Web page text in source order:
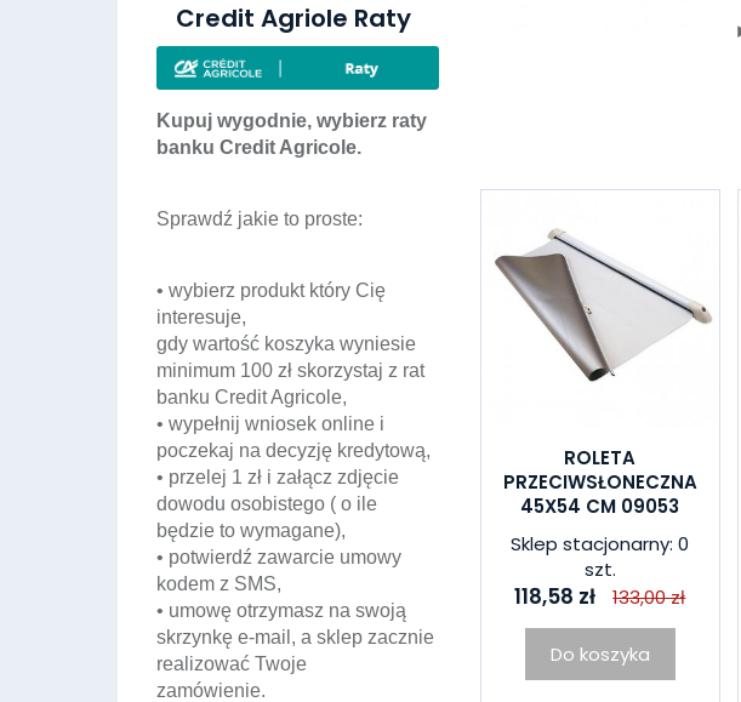
ROLETA
PRZECIWSŁONECZNA
45X54 CM 09053
Sklep stacjonarny: 0
szt.
118,58 zł 133,00 zł
Do koszyka
Credit Agriole Raty
Kupuj wygodnie, wybierz raty
banku Credit Agricole.
Sprawdź jakie to proste:
• wybierz produkt który Cię
interesuje,
gdy wartość koszyka wyniesie
minimum 100 zł skorzystaj z rat
banku Credit Agricole,
• wypełnij wniosek online i
poczekaj na decyzję kredytową,
• przelej 1 zł i załącz zdjęcie
dowodu osobistego ( o ile
będzie to wymagane),
• potwierdź zawarcie umowy
kodem z SMS,
• umowę otrzymasz na swoją
skrzynkę e-mail, a sklep zacznie
realizować Twoje
zamówienie.